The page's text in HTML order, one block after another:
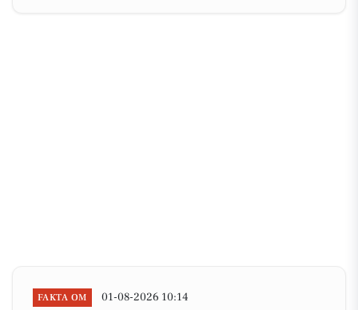
FAKTA OM 01-08-2026 10:14